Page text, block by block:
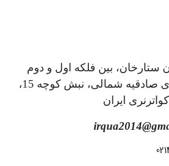
ستارخان، بین فلکه اول و دوم
صادقیه، بلوار شهدای صادقیه شمالی، نبش کوچه 15،